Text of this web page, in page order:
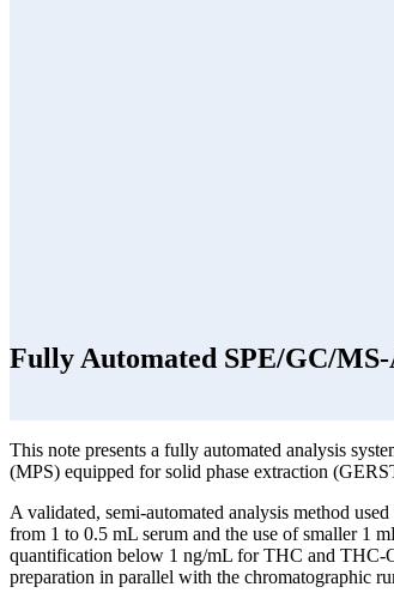
Fully Automated SPE/GC/
This note presents a fully automated analysis
(MPS) equipped for solid phase extraction
A validated, semi-automated analysis method
from 1 to 0.5 mL serum and the use of smaller 1
quantification below 1 ng/mL for THC and THC-
preparation in parallel with the chromatographic